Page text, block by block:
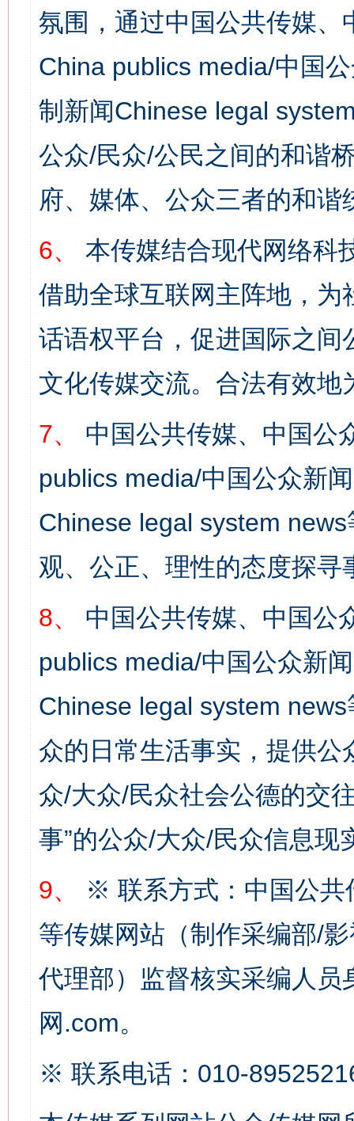
氛围，通过中国公共传媒
China publics media/中国
制新闻Chinese legal
公众/民众/公民之间的和谐
府、媒体、公众三者的和谐
6、
本传媒结合现代网络科
借助全球互联网主阵地，
话语权平台，促进国际之
文化传媒交流。合法有效地
7、
中国公共传媒、中国公
publics media/中国公众新
Chinese legal system
观、公正、理性的态度探寻
8、
中国公共传媒、中国公
publics media/中国公众新
Chinese legal system
众的日常生活事实，提供
众/大众/民众社会公德的交
事”的公众/大众/民众信息现
9、
※ 联系方式：中国公共
等传媒网站（制作采编部/
代理部）监督核实采编人员
网.com。
※ 联系电话：010-
网上购药对药下症？
这是一记警钟！ 谢